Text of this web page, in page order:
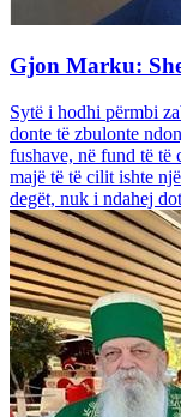
Gjon Marku:
Sytë i hodhi përmbi
donte të zbulonte
fushave, në fund të të
majë të të cilit ishte
degët, nuk i ndahej